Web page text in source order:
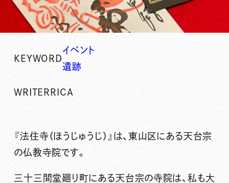
KEYWORD
イベント
遺跡
WRITER RICA
『法住寺（ほうじゅうじ）』は、東山区にある天台宗
の仏教寺院です。
三十三間堂廻り町にある天台宗の寺院は、私も大